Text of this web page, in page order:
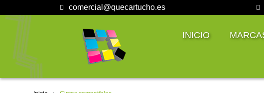
comercial@quecartucho.es
INICIO